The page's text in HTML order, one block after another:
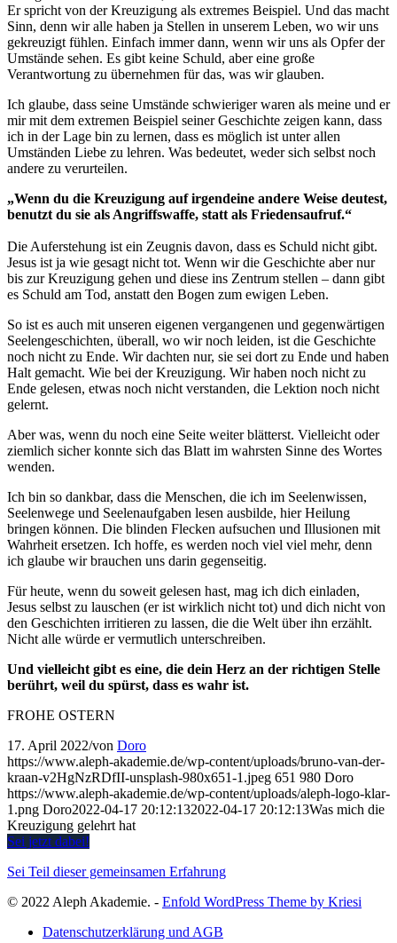
Er spricht von der Kreuzigung als extremes Beispiel. Und das macht
Sinn, denn wir alle haben ja Stellen in unserem Leben, wo wir uns
gekreuzigt fühlen. Einfach immer dann, wenn wir uns als Opfer der
Umstände sehen. Es gibt keine Schuld, aber eine große
Verantwortung zu übernehmen für das, was wir glauben.
Ich glaube, dass seine Umstände schwieriger waren als meine und er
mir mit dem extremen Beispiel seiner Geschichte zeigen kann, dass
ich in der Lage bin zu lernen, dass es möglich ist unter allen
Umständen Liebe zu lehren. Was bedeutet, weder sich selbst noch
andere zu verurteilen.
„Wenn du die Kreuzigung auf irgendeine andere Weise deutest,
benutzt du sie als Angriffswaffe, statt als Friedensaufruf.“
Die Auferstehung ist ein Zeugnis davon, dass es Schuld nicht gibt.
Jesus ist ja wie gesagt nicht tot. Wenn wir die Geschichte aber nur
bis zur Kreuzigung gehen und diese ins Zentrum stellen – dann gibt
es Schuld am Tod, anstatt den Bogen zum ewigen Leben.
So ist es auch mit unseren eigenen vergangenen und gegenwärtigen
Seelengeschichten, überall, wo wir noch leiden, ist die Geschichte
noch nicht zu Ende. Wir dachten nur, sie sei dort zu Ende und haben
Halt gemacht. Wie bei der Kreuzigung. Wir haben noch nicht zu
Ende gelesen, etwas noch nicht verstanden, die Lektion noch nicht
gelernt.
Aber was, wenn du noch eine Seite weiter blätterst. Vielleicht oder
ziemlich sicher konnte sich das Blatt im wahrsten Sinne des Wortes
wenden.
Ich bin so dankbar, dass die Menschen, die ich im Seelenwissen,
Seelenwege und Seelenaufgaben lesen ausbilde, hier Heilung
bringen können. Die blinden Flecken aufsuchen und Illusionen mit
Wahrheit ersetzen. Ich hoffe, es werden noch viel viel mehr, denn
ich glaube wir brauchen uns darin gegenseitig.
Für heute, wenn du soweit gelesen hast, mag ich dich einladen,
Jesus selbst zu lauschen (er ist wirklich nicht tot) und dich nicht von
den Geschichten irritieren zu lassen, die die Welt über ihn erzählt.
Nicht alle würde er vermutlich unterschreiben.
Und vielleicht gibt es eine, die dein Herz an der richtigen Stelle
berührt, weil du spürst, dass es wahr ist.
FROHE OSTERN
17. April 2022/von Doro
https://www.aleph-akademie.de/wp-content/uploads/bruno-van-der-
kraan-v2HgNzRDfII-unsplash-980x651-1.jpeg 651 980 Doro
https://www.aleph-akademie.de/wp-content/uploads/aleph-logo-klar-
1.png Doro2022-04-17 20:12:132022-04-17 20:12:13Was mich die
Kreuzigung gelehrt hat
Sei jetzt dabei!
Sei Teil dieser gemeinsamen Erfahrung
© 2022 Aleph Akademie. - Enfold WordPress Theme by Kriesi
Datenschutzerklärung und AGB